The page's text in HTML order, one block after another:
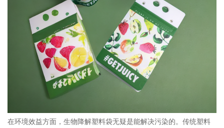
在环境效益方面，生物降解塑料袋无疑是能解决污染的。传统塑料